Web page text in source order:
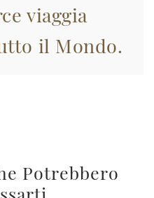
viaggia
il Mondo.
Potrebbero